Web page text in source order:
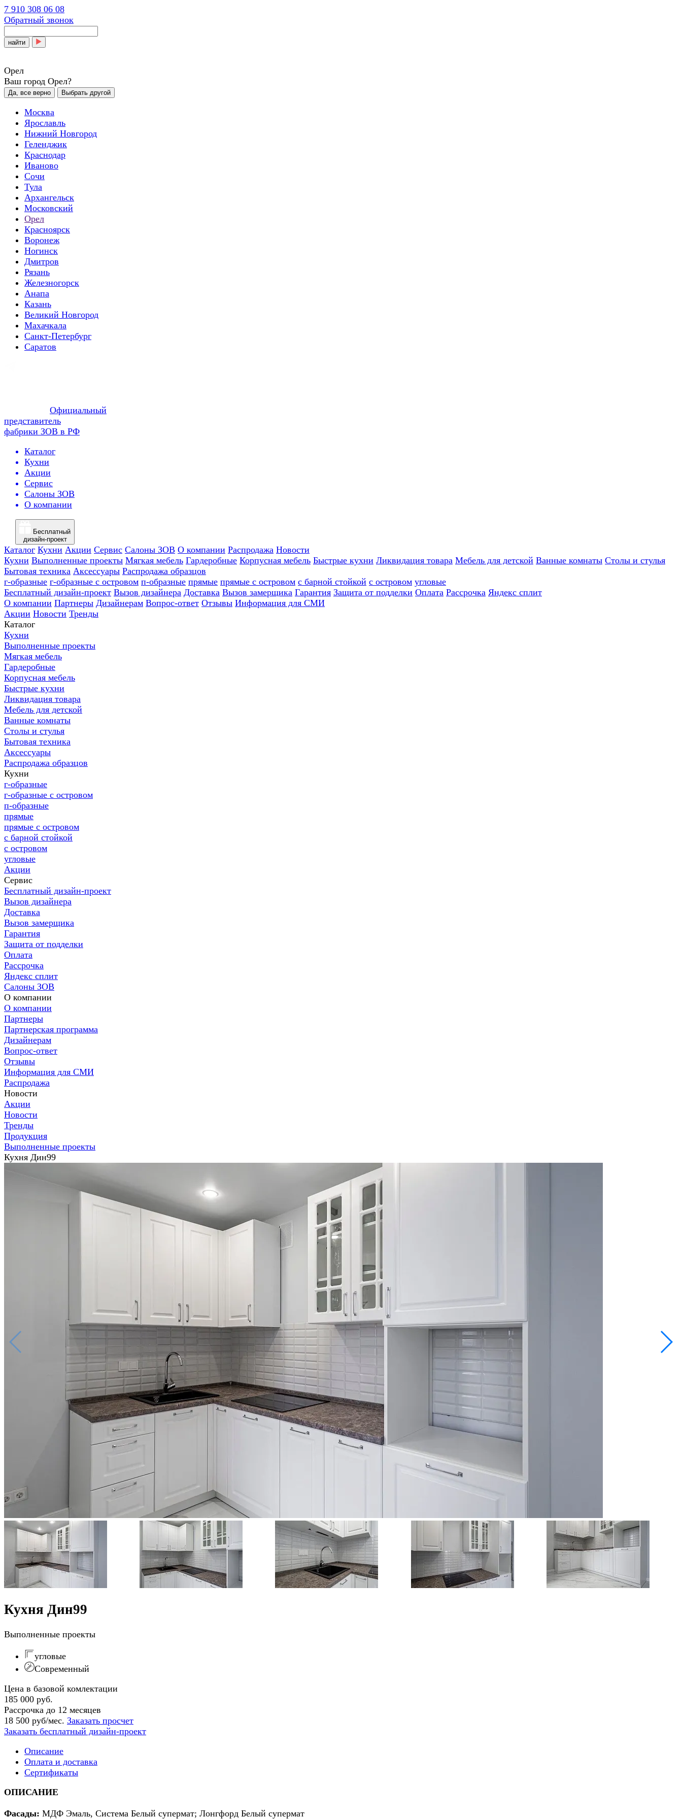
7 910 308 06 08
Обратный звонок
найти
Орел
Ваш город Орел?
Да, все верно Выбрать другой
Москва
Ярославль
Нижний Новгород
Геленджик
Краснодар
Иваново
Сочи
Тула
Архангельск
Московский
Орел
Красноярск
Воронеж
Ногинск
Дмитров
Рязань
Железногорск
Анапа
Казань
Великий Новгород
Махачкала
Санкт-Петербург
Саратов
Официальный
представитель
фабрики ЗОВ в РФ
Каталог
Кухни
Акции
Сервис
Салоны ЗОВ
О компании
Бесплатный
дизайн-проект
Каталог Кухни Акции Сервис Салоны ЗОВ О компании Распродажа Новости
Кухни Выполненные проекты Мягкая мебель Гардеробные Корпусная мебель Быстрые кухни Ликвидация товара Мебель для детской Ванные комнаты Столы и стулья
Бытовая техника Аксессуары Распродажа образцов
г-образные г-образные с островом п-образные прямые прямые с островом с барной стойкой с островом угловые
Бесплатный дизайн-проект Вызов дизайнера Доставка Вызов замерщика Гарантия Защита от подделки Оплата Рассрочка Яндекс сплит
О компании Партнеры Дизайнерам Вопрос-ответ Отзывы Информация для СМИ
Акции Новости Тренды
Каталог
Кухни
Выполненные проекты
Мягкая мебель
Гардеробные
Корпусная мебель
Быстрые кухни
Ликвидация товара
Мебель для детской
Ванные комнаты
Столы и стулья
Бытовая техника
Аксессуары
Распродажа образцов
Кухни
г-образные
г-образные с островом
п-образные
прямые
прямые с островом
с барной стойкой
с островом
угловые
Акции
Сервис
Бесплатный дизайн-проект
Вызов дизайнера
Доставка
Вызов замерщика
Гарантия
Защита от подделки
Оплата
Рассрочка
Яндекс сплит
Салоны ЗОВ
О компании
О компании
Партнеры
Партнерская программа
Дизайнерам
Вопрос-ответ
Отзывы
Информация для СМИ
Распродажа
Новости
Акции
Новости
Тренды
Продукция
Выполненные проекты
Кухня Дин99
Кухня Дин99
Выполненные проекты
угловые
Современный
Цена в базовой комлектации
185 000 руб.
Рассрочка до 12 месяцев
18 500 руб/мес. Заказать просчет
Заказать бесплатный дизайн-проект
Описание
Оплата и доставка
Сертификаты
ОПИСАНИЕ
Фасады: МДФ Эмаль, Система Белый супермат; Лонгфорд Белый супермат